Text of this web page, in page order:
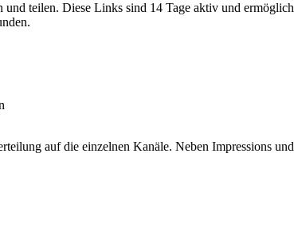
teilen. Diese Links sind 14 Tage aktiv und
auf die einzelnen Kanäle. Neben Impressions